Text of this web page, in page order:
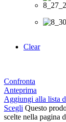
Clear
Confronta
Anteprima
Aggiungi alla lista
Scegli Questo
scelte nella pagina